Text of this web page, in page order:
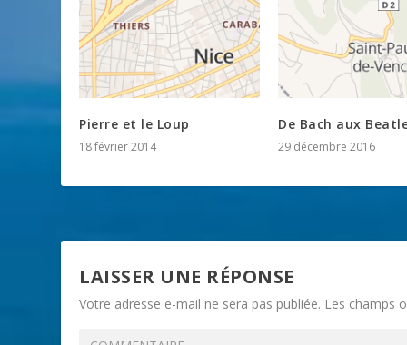
Pierre et le Loup
18 février 2014
De Bach aux
29 décembre 2016
LAISSER UNE RÉPONSE
Votre adresse e-mail ne sera pas publiée. Les champs